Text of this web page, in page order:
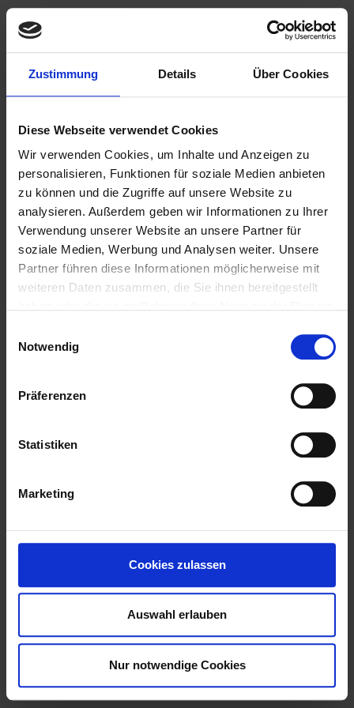
Zustimmung Details Über Cookies
Diese Webseite verwendet Cookies
Wir verwenden Cookies, um Inhalte und Anzeigen zu
personalisieren, Funktionen für soziale Medien anbieten
zu können und die Zugriffe auf unsere Website zu
analysieren. Außerdem geben wir Informationen zu Ihrer
Verwendung unserer Website an unsere Partner für
soziale Medien, Werbung und Analysen weiter. Unsere
Partner führen diese Informationen möglicherweise mit
weiteren Daten zusammen, die Sie ihnen bereitgestellt
Notwendig
Präferenzen
Statistiken
Marketing
Cookies zulassen
Auswahl erlauben
Nur notwendige Cookies
Zimmerei und
Holzbau Amon aus
Strullendorf
Profitieren Sie von unserer Erfahrung und Kompetenz
wenn es um das Bauen und Modernisieren mit Holz
geht.
Kategorie:
Uncategorized
erhalten!
Wir haben auf der diesjährigen Innungsversammlung
erneut das Meisterhaft-Zertifikat erhalten!